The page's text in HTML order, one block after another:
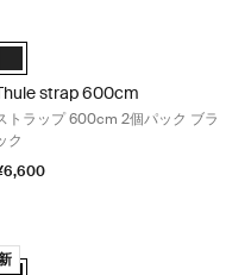
strap 2x600cm 黒
strap 600cm
トラップ 600cm 2個パック ブラ
ク
ブラック Black
eye bolt アイボルト ブラック
eye bolt 黒 (selected)